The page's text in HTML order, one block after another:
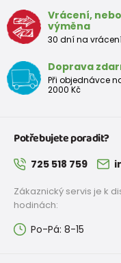
Vrácení, nebo
výměna
30 dní na
Doprava
Při objednávce
2000 Kč
Potřebujete poradit?
725 518 759
Zákaznický servis je k
hodinách:
Po-Pá: 8-15